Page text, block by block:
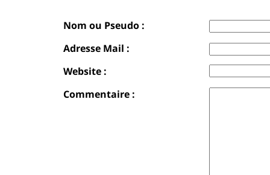
Nom ou Pseudo :
Adresse Mail :
Website :
Commentaire :